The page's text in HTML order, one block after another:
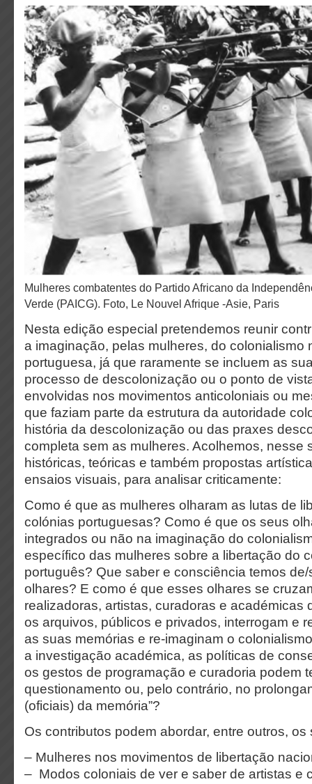
Mulheres combatentes do Partido Africano da Independência da Guiné e Cabo
Verde (PAICG). Foto, Le Nouvel Afrique -Asie, Paris
Nesta edição especial pretendemos reunir
a imaginação, pelas mulheres, do colonialismo
portuguesa, já que raramente se incluem as
processo de descolonização ou o ponto de
envolvidas nos movimentos anticoloniais ou
que faziam parte da estrutura da autoridade
história da descolonização ou das praxes
completa sem as mulheres. Acolhemos, nesse
históricas, teóricas e também propostas
ensaios visuais, para analisar criticamente:
Como é que as mulheres olharam as lutas de
colónias portuguesas? Como é que os seus
integrados ou não na imaginação do
específico das mulheres sobre a libertação do
português? Que saber e consciência temos
olhares? E como é que esses olhares se
realizadoras, artistas, curadoras e académicas
os arquivos, públicos e privados, interrogam e
as suas memórias e re-imaginam o
a investigação académica, as políticas de
os gestos de programação e curadoria podem
questionamento ou, pelo contrário, no
(oficiais) da memória”?
Os contributos podem abordar, entre outros,
– Mulheres nos movimentos de libertação
– Modos coloniais de ver e saber de artistas e